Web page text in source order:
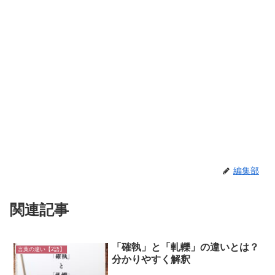
編集部
関連記事
言葉の違い【2語】
「確執」と「軋轢」の違いとは？
分かりやすく解釈